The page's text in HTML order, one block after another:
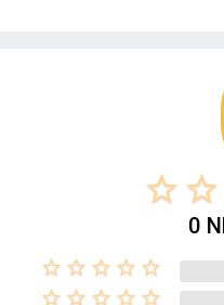
star_border star_border
0
star_border star_border star_border star_border star_border
star_border star_border star_border star_border star_border